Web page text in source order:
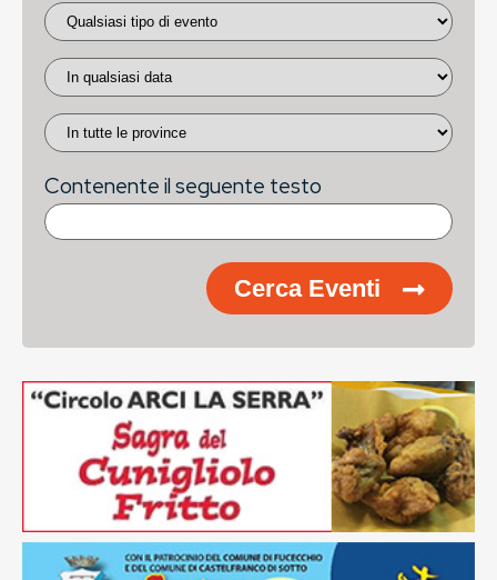
Contenente il seguente testo
Cerca Eventi